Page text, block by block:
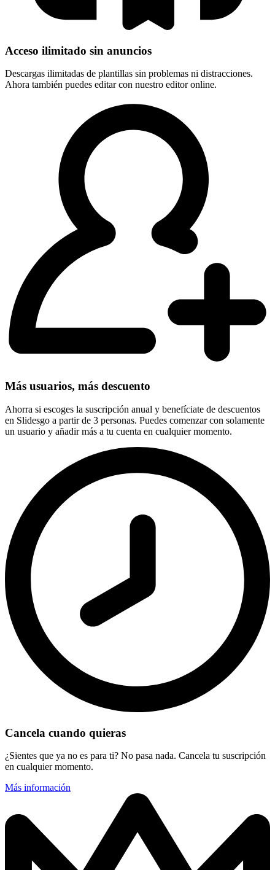
Acceso ilimitado sin anuncios
Descargas ilimitadas de plantillas sin problemas ni distracciones.
Ahora también puedes editar con nuestro editor online.
Más usuarios, más descuento
Ahorra si escoges la suscripción anual y benefíciate de descuentos
en Slidesgo a partir de 3 personas. Puedes comenzar con solamente
un usuario y añadir más a tu cuenta en cualquier momento.
Cancela cuando quieras
¿Sientes que ya no es para ti? No pasa nada. Cancela tu suscripción
en cualquier momento.
Más información